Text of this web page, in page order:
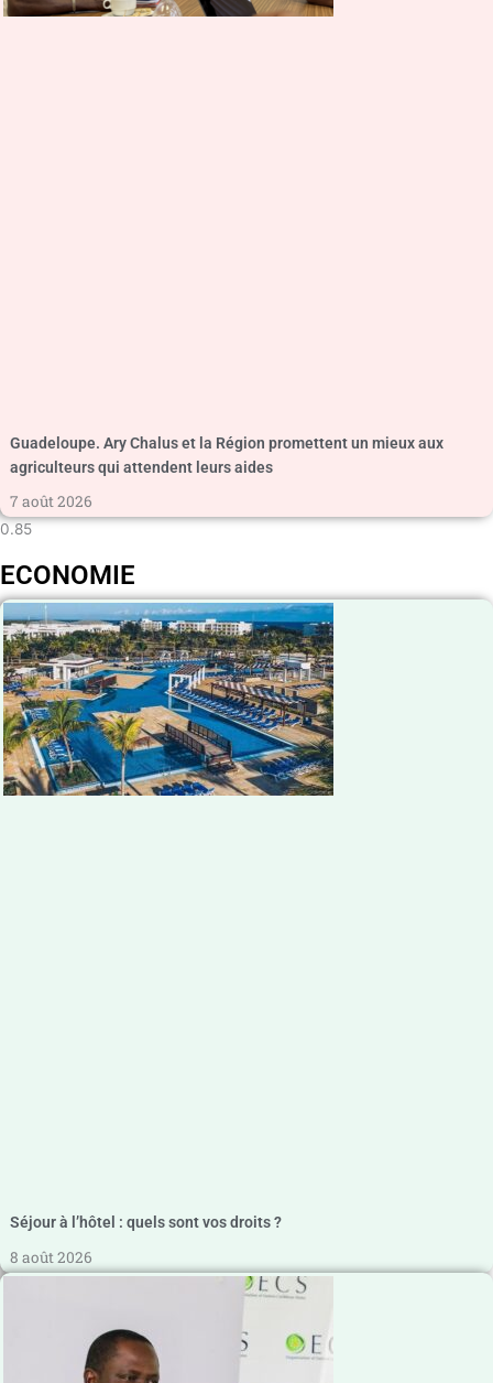
Guadeloupe. Ary Chalus et la Région promettent un mieux aux
agriculteurs qui attendent leurs aides
7 août 2026
ECONOMIE
Séjour à l’hôtel : quels sont vos droits ?
8 août 2026